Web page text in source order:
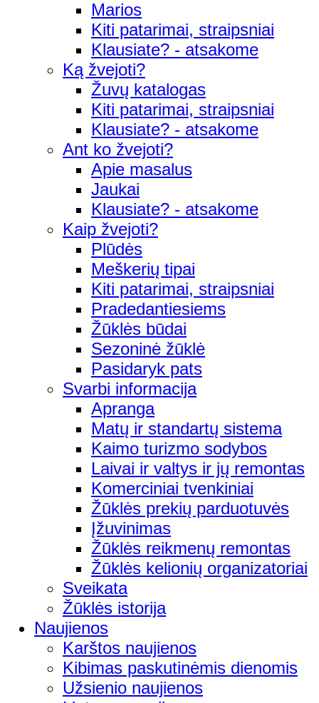
Marios
Kiti patarimai, straipsniai
Klausiate? - atsakome
Ką žvejoti?
Žuvų katalogas
Kiti patarimai, straipsniai
Klausiate? - atsakome
Ant ko žvejoti?
Apie masalus
Jaukai
Klausiate? - atsakome
Kaip žvejoti?
Plūdės
Meškerių tipai
Kiti patarimai, straipsniai
Pradedantiesiems
Žūklės būdai
Sezoninė žūklė
Pasidaryk pats
Svarbi informacija
Apranga
Matų ir standartų sistema
Kaimo turizmo sodybos
Laivai ir valtys ir jų remontas
Komerciniai tvenkiniai
Žūklės prekių parduotuvės
Įžuvinimas
Žūklės reikmenų remontas
Žūklės kelionių organizatoriai
Sveikata
Žūklės istorija
Naujienos
Karštos naujienos
Kibimas paskutinėmis dienomis
Užsienio naujienos